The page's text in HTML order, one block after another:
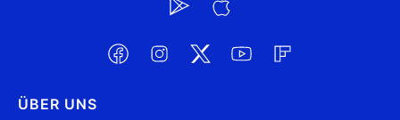
ÜBER UNS